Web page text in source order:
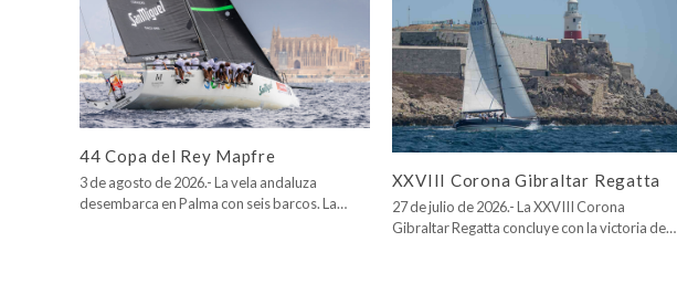
44 Copa del Rey Mapfre
3 de agosto de 2026.- La vela andaluza
desembarca en Palma con seis barcos. La…
XXVIII Corona Gibraltar Regatta
27 de julio de 2026.- La XXVIII Corona
Gibraltar Regatta concluye con la victoria de…